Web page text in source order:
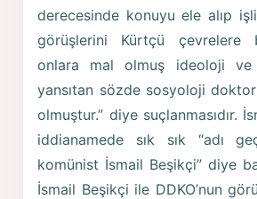
derecesinde konuyu ele alıp
görüşlerini Kürtçü çevrelere
onlara mal olmuş ideoloji
yansıtan sözde sosyoloji
olmuştur.” diye suçlanmasıdır.
iddianamede sık sık “adı
komünist İsmail Beşikçi” diye
İsmail Beşikçi ile DDKO’nun